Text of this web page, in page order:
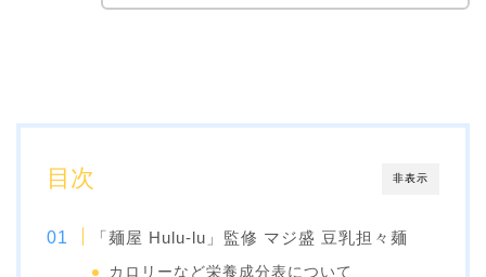
非表示
目次
「麺屋 Hulu-lu」監修 マジ盛 豆乳担々麺
カロリーなど栄養成分表について